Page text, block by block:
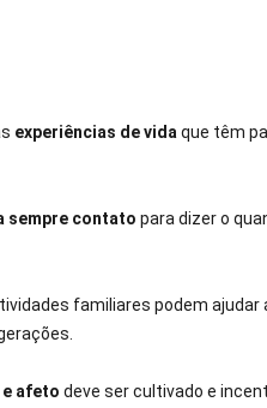
experiências de vida que têm
sempre contato para dizer o
familiares podem ajudar
e afeto deve ser cultivado e